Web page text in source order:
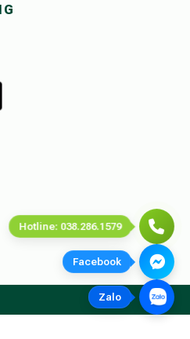
Hotline: 038.286.1579
Facebook
Zalo